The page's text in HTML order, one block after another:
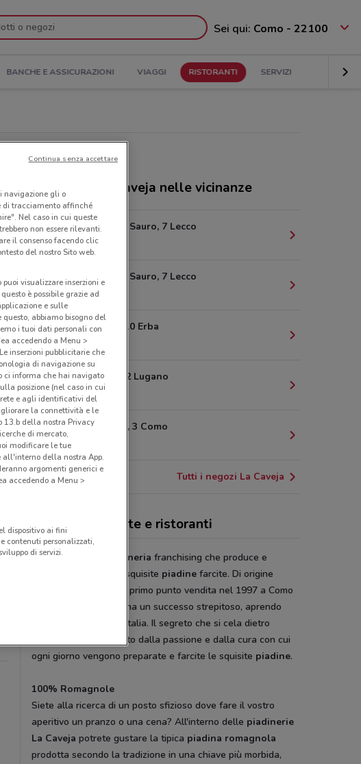
Sei qui: Como - 22100
BANCHE E ASSICURAZIONI VIAGGI RISTORANTI SERVIZI
Ristoranti La Caveja nelle vicinanze
Via Nazario Sauro, 7 Lecco
18.7 km
Via Nazario Sauro, 7 Lecco
18.8 km
Via Dante, 10 Erba
21 km
Via Dufuor,2 Lugano
24.2 km
Via Borsieri, 3 Como
Tutti i negozi La Caveja
La Caveja, offerte e ristoranti
La Caveja è una piadineria franchising che produce e
commercializza delle squisite piadine farcite. Di origine
romagnola apre il suo primo punto vendita nel 1997 a Como
e da lì a poco guadagna un successo strepitoso, aprendo
punti vendita in tutta Italia. Il segreto che si cela dietro
questo successo è dato dalla passione e dalla cura con cui
ogni giorno vengono preparate e farcite le squisite piadine.
100% Romagnole
Siete alla ricerca di un posto sfizioso dove fare il vostro
aperitivo un pranzo o una cena? All'interno delle piadinerie
La Cavejapotrete gustare la tipica piadina romagnola
prodotta secondo la tradizione in una chiave più morbida,
navigazione gli o
di tracciamento affinché
Nel caso in cui queste
non essere rilevanti.
il consenso facendo clic
del nostro Sito web.
visualizzare inserzioni e
è possibile grazie ad
e sulle
abbiamo bisogno del
i tuoi dati personali con
accedendo a Menu >
inserzioni pubblicitarie che
di navigazione su
ci informa che hai navigato
posizione (nel caso in cui
e agli identificativi del
la connettività e le
13.b della nostra Privacy
di mercato,
modificare le tue
all'interno della nostra App.
argomenti generici e
accedendo a Menu >
dispositivo ai fini
contenuti personalizzati,
di servizi.
Continua senza accettare